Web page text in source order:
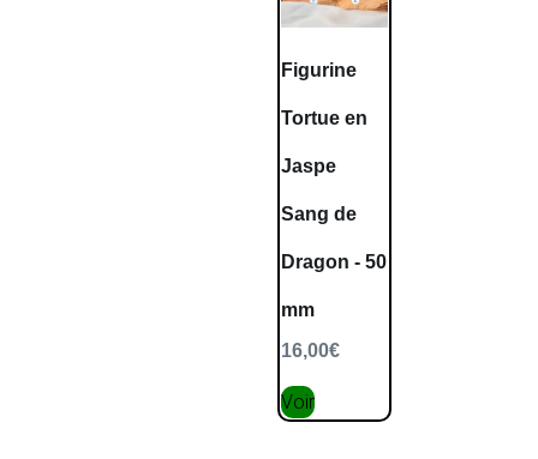
Figurine
Tortue en
Jaspe
Sang de
Dragon - 50
mm
16,00€
Voir